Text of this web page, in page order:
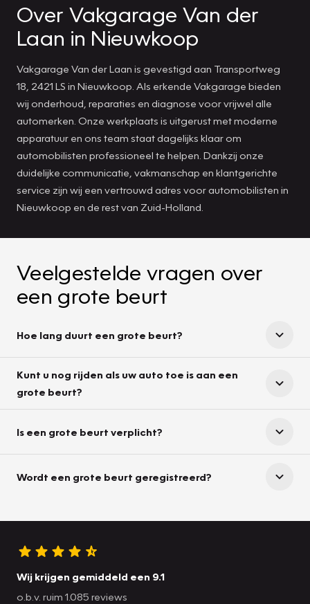
Over Vakgarage Van der
Laan in Nieuwkoop
Vakgarage Van der Laan is gevestigd aan Transportweg
18, 2421 LS in Nieuwkoop. Als erkende Vakgarage bieden
wij onderhoud, reparaties en diagnose voor vrijwel alle
automerken. Onze werkplaats is uitgerust met moderne
apparatuur en ons team staat dagelijks klaar om
automobilisten professioneel te helpen. Dankzij onze
duidelijke communicatie, vakmanschap en klantgerichte
service zijn wij een vertrouwd adres voor automobilisten in
Nieuwkoop en de rest van Zuid-Holland.
Veelgestelde vragen over
een grote beurt
Hoe lang duurt een grote beurt?
Kunt u nog rijden als uw auto toe is aan een
grote beurt?
Is een grote beurt verplicht?
Wordt een grote beurt geregistreerd?
Wij krijgen gemiddeld een 9.1
o.b.v. ruim 1.085 reviews